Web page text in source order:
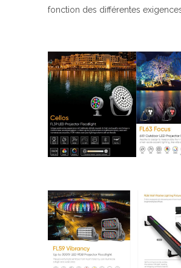
fonction des différentes